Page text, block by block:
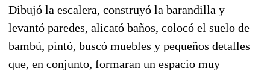
Dibujó la escalera, construyó la barandilla y
levantó paredes, alicató baños, colocó el suelo de
bambú, pintó, buscó muebles y pequeños detalles
que, en conjunto, formaran un espacio muy